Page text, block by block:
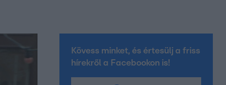
Kövess minket, és értesülj a friss
hírekről a Facebookon is!